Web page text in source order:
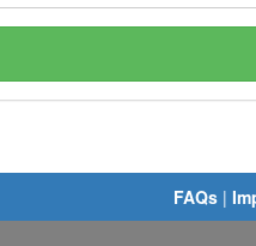
FAQs |